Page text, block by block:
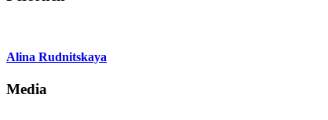
Alina Rudnitskaya
Media